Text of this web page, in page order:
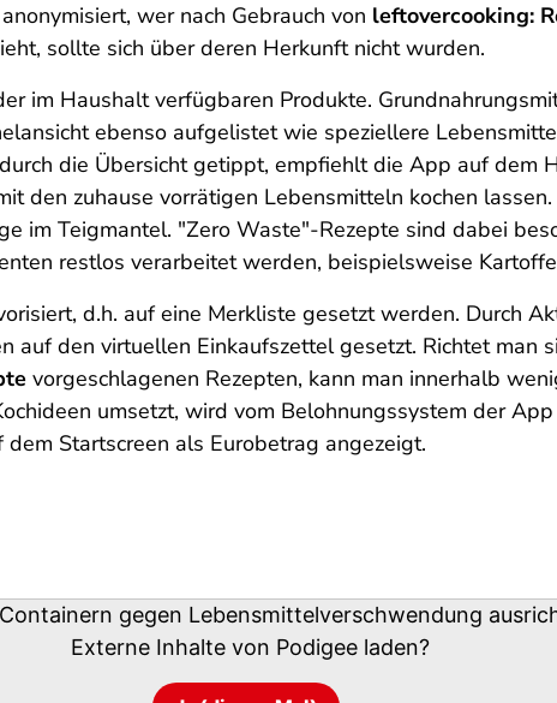
wer nach Gebrauch von leftovercooking:
sollte sich über deren Herkunft nicht wurden.
im Haushalt verfügbaren Produkte.
ebenso aufgelistet wie speziellere
die Übersicht getippt, empfiehlt die App auf dem
den zuhause vorrätigen Lebensmitteln kochen
im Teigmantel. "Zero Waste"-Rezepte sind dabei
restlos verarbeitet werden, beispielsweise
d.h. auf eine Merkliste gesetzt werden. Durch
auf den virtuellen Einkaufszettel gesetzt. Richtet man
vorgeschlagenen Rezepten, kann man innerhalb
umsetzt, wird vom Belohnungssystem der
Startscreen als Eurobetrag angezeigt.
gegen Lebensmittelverschwendung
Externe Inhalte von Podigee laden?